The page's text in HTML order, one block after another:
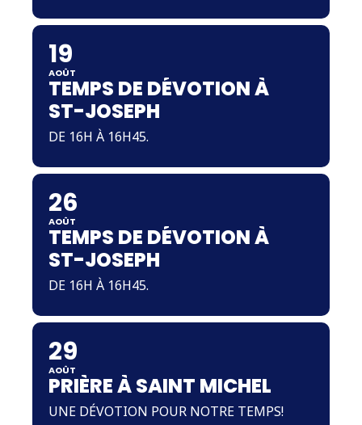
19
AOÛT
TEMPS DE DÉVOTION À
ST-JOSEPH
DE 16H À 16H45.
26
AOÛT
TEMPS DE DÉVOTION À
ST-JOSEPH
DE 16H À 16H45.
29
AOÛT
PRIÈRE À SAINT MICHEL
UNE DÉVOTION POUR NOTRE TEMPS!